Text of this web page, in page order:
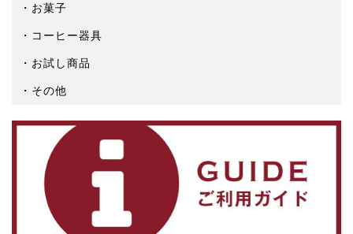
お菓子
コーヒー器具
お試し商品
その他